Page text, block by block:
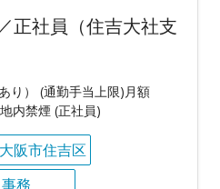
正社員（住吉大社支
り） (通勤手当上限)月額
内禁煙 (正社員)
大阪市住吉区
事務